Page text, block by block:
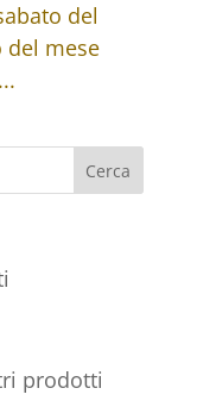
del
del mese
prodotti